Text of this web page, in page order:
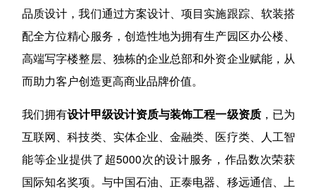
品质设计，我们通过方案设计、项目实施跟踪、软装搭
配全方位精心服务，创造性地为拥有生产园区办公楼、
高端写字楼整层、独栋的企业总部和外资企业赋能，从
而助力客户创造更高商业品牌价值。
我们拥有设计甲级设计资质与装饰工程一级资质，已为
互联网、科技类、实体企业、金融类、医疗类、人工智
能等企业提供了超5000次的设计服务，作品数次荣获
国际知名奖项。与中国石油、正泰电器、移远通信、上